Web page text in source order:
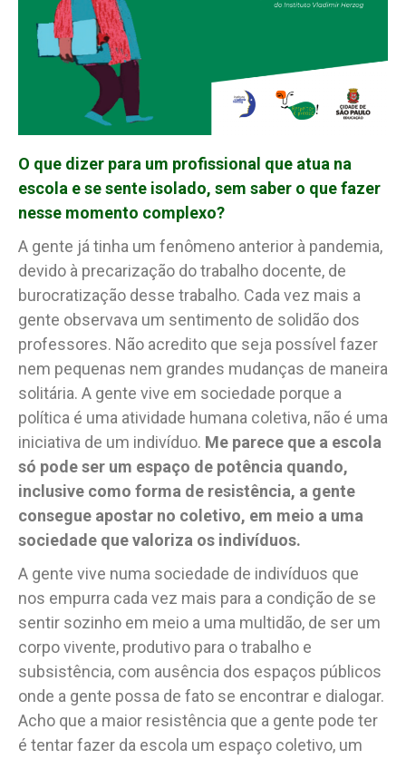
O que dizer para um profissional que atua na
escola e se sente isolado, sem saber o que fazer
nesse momento complexo?
A gente já tinha um fenômeno anterior à pandemia,
devido à precarização do trabalho docente, de
burocratização desse trabalho. Cada vez mais a
gente observava um sentimento de solidão dos
professores. Não acredito que seja possível fazer
nem pequenas nem grandes mudanças de maneira
solitária. A gente vive em sociedade porque a
política é uma atividade humana coletiva, não é uma
iniciativa de um indivíduo. Me parece que a escola
só pode ser um espaço de potência quando,
inclusive como forma de resistência, a gente
consegue apostar no coletivo, em meio a uma
sociedade que valoriza os indivíduos.
A gente vive numa sociedade de indivíduos que
nos empurra cada vez mais para a condição de se
sentir sozinho em meio a uma multidão, de ser um
corpo vivente, produtivo para o trabalho e
subsistência, com ausência dos espaços públicos
onde a gente possa de fato se encontrar e dialogar.
Acho que a maior resistência que a gente pode ter
é tentar fazer da escola um espaço coletivo, um